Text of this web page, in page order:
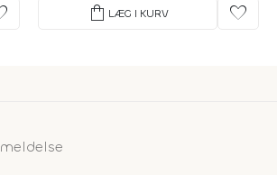
shopping_bag LÆG I KURV favorite